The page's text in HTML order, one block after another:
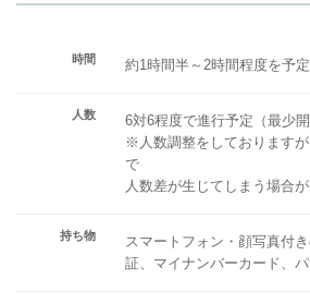
時間 約1時間半～2時間程度を予定
人数
6対6程度で進行予定（最少
※人数調整をしております
で
人数差が生じてしまう場合が
持ち物
スマートフォン・顔写真付
証、マイナンバーカード、パ